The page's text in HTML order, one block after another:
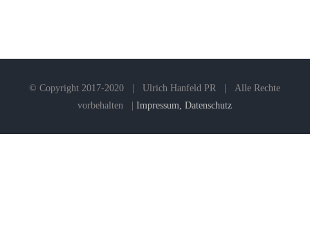
© Copyright 2017-2020 | Ulrich Hanfeld PR | Alle Rechte
vorbehalten |Impressum, Datenschutz